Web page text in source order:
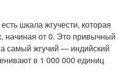
шкала жгучести, которая
начиная от 0. Это привычный
самый жгучий — индийский
в 1 000 000 единиц